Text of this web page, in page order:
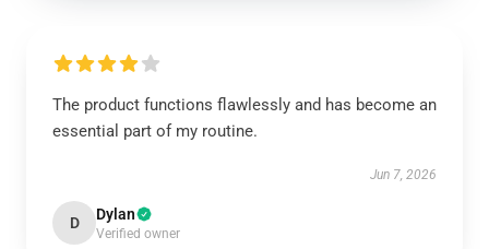
The product functions flawlessly and has become an
essential part of my routine.
Jun 7, 2026
D Dylan
Verified owner